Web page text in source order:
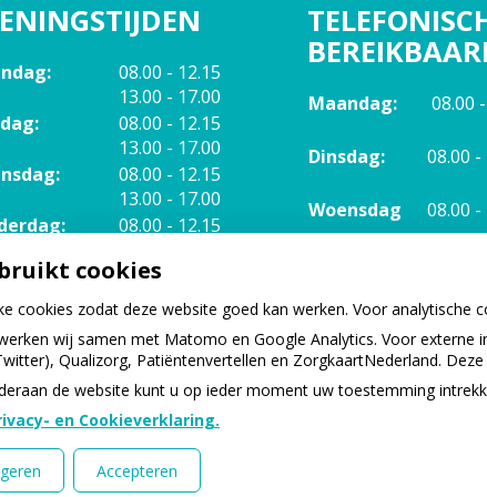
08.00 tot
- 12.15
13.00 tot
- 17.00
08.00 tot
- 12.15
13.00 tot
- 17.00
08.00 tot
- 12.15
13.00 tot
- 17.00
08.00 tot
- 12.15
08.00 - 12.00
Maandag: 08.00
Dinsdag: 08.00 -
Woensdag 08.00 -
Vrijdag: 08.00 -
cookies
cookies zodat deze website goed kan werken. Voor analytische
wij samen met Matomo en Google Analytics. Voor
Qualizorg, Patiëntenvertellen en ZorgkaartNederland.
de website kunt u op ieder moment uw toestemming
en Cookieverklaring.
Accepteren